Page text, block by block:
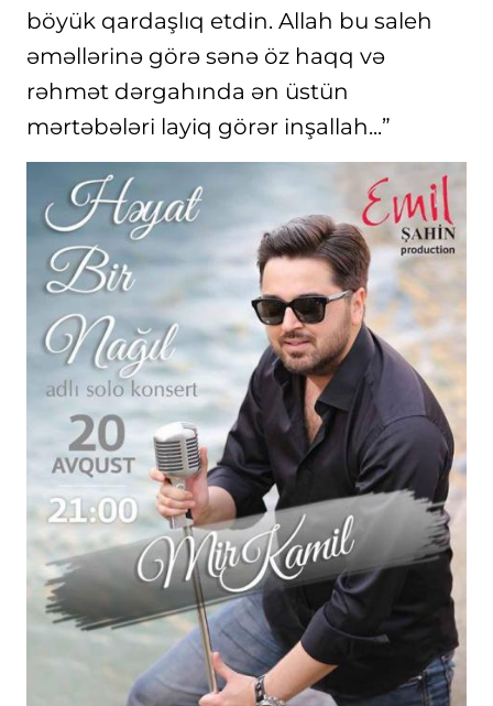
böyük qardaşlıq etdin. Allah bu saleh
əməllərinə görə sənə öz haqq və
rəhmət dərgahında ən üstün
mərtəbələri layiq görər inşallah...”